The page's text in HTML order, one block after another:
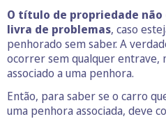
O título de propriedade não
livra de problemas, caso
penhorado sem saber. A
ocorrer sem qualquer entrave,
associado a uma penhora.
Então, para saber se o carro
uma penhora associada, deve